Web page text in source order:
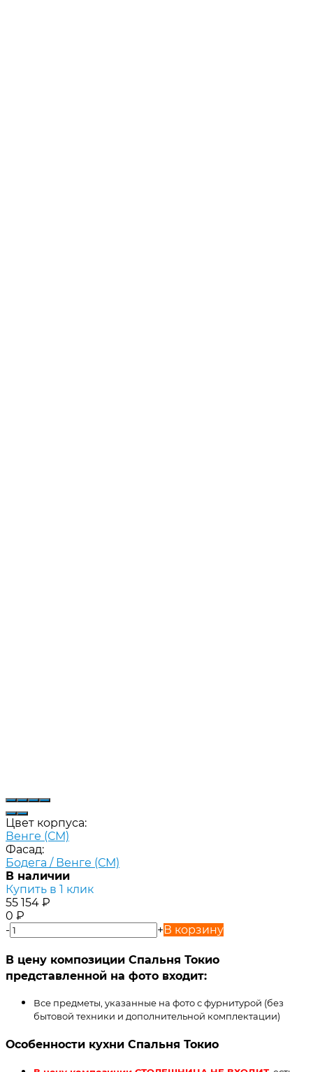
Цвет корпуса:
Венге (СМ)
Фасад:
Бодега / Венге (СМ)
В наличии
Купить в 1 клик
55 154 ₽
0 ₽
-
+В корзину
В цену композиции Спальня Токио
представленной на фото входит:
Все предметы, указанные на фото с фурнитурой (без
бытовой техники и дополнительной комплектации)
Особенности кухни Спальня Токио